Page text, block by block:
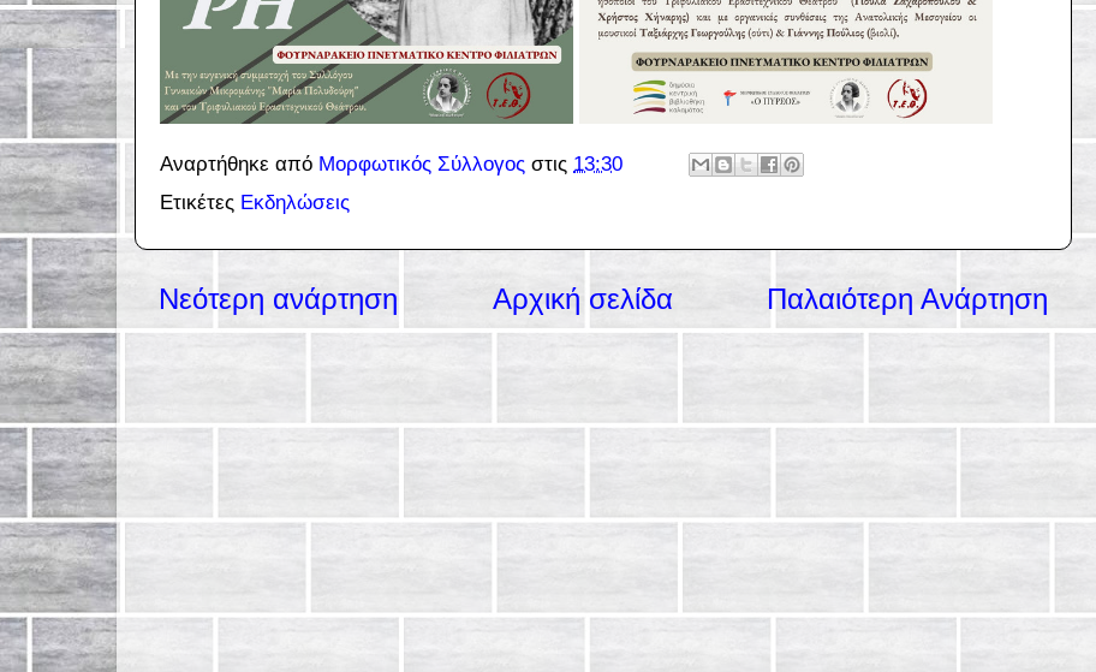
Αναρτήθηκε από Μορφωτικός Σύλλογος στις 13:30
Ετικέτες Εκδηλώσεις
Νεότερη ανάρτηση Παλαιότερη Ανάρτηση
Αρχική σελίδα